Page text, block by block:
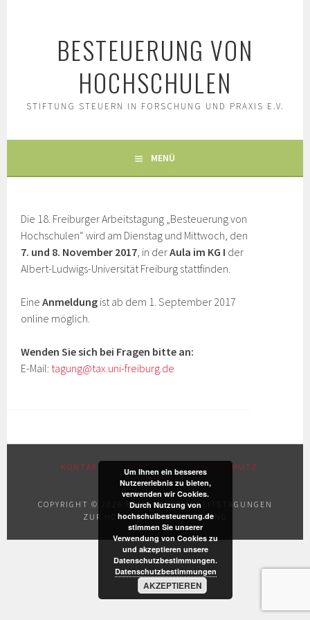
BESTEUERUNG VON
HOCHSCHULEN
STIFTUNG STEUERN IN FORSCHUNG UND PRAXIS E.V.
MENÜ
Die 18. Freiburger Arbeitstagung „Besteuerung von
Hochschulen“ wird am Dienstag und Mittwoch, den
7. und 8. November 2017, in derAula im KG I der
Albert-Ludwigs-Universität Freiburg stattfinden.
EineAnmeldung ist ab dem 1. September 2017
online möglich.
Wenden Sie sich bei Fragen bitte an:
E-Mail: tagung@tax.uni-freiburg.de
KONTAKT IMPRESSUM
DATENSCHUTZ
SITEMAP
COPYRIGHT © 2026 FREIBURGER ARBEITSTAGUNGEN
ZUR HOCHSCHULBESTEUERUNG
Um Ihnen ein besseres
Nutzererlebnis zu bieten,
verwenden wir Cookies.
Durch Nutzung von
hochschulbesteuerung.de
stimmen Sie unserer
Verwendung von Cookies zu
und akzeptieren unsere
Datenschutzbestimmungen.
Datenschutzbestimmungen
AKZEPTIEREN